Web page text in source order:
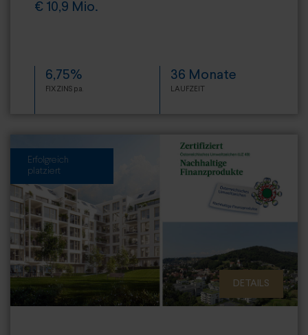
€ 10,9 Mio.
6,75%
FIXZINS p.a.
36 Monate
LAUFZEIT
Erfolgreich
platziert
DETAILS